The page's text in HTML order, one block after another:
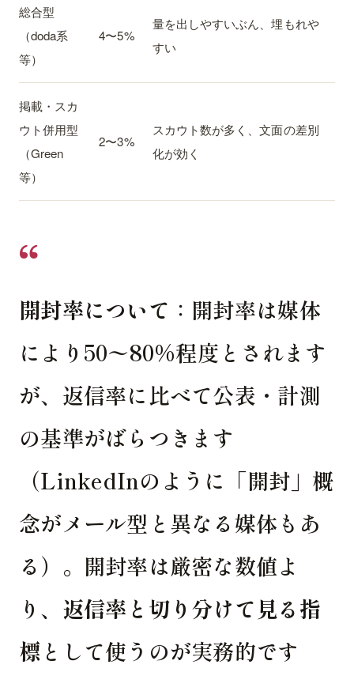
総合型
（doda系
等）
4〜5%
量を出しやすいぶん、埋もれや
すい
掲載・スカ
ウト併用型
（Green
等）
2〜3%
スカウト数が多く、文面の差別
化が効く
開封率について ：開封率は媒体
により50〜80%程度とされます
が、返信率に比べて公表・計測
の基準がばらつきます
（LinkedInのように「開封」概
念がメール型と異なる媒体もあ
る）。開封率は厳密な数値よ
り、 返信率と切り分けて見る指
標 として使うのが実務的です